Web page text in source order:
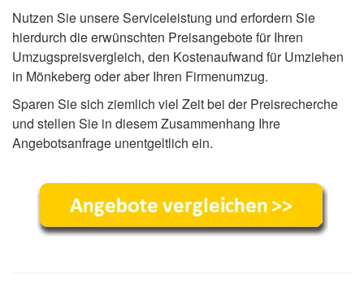
Nutzen Sie unsere Serviceleistung und erfordern Sie
hierdurch die erwünschten Preisangebote für Ihren
Umzugspreisvergleich, den Kostenaufwand für Umziehen
in Mönkeberg oder aber Ihren Firmenumzug.
Sparen Sie sich ziemlich viel Zeit bei der Preisrecherche
und stellen Sie in diesem Zusammenhang Ihre
Angebotsanfrage unentgeltlich ein.